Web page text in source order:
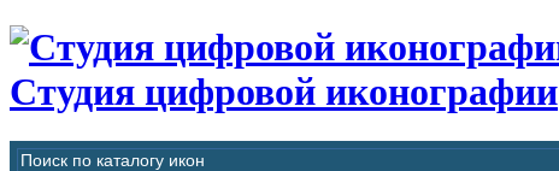
Студия цифровой иконографии